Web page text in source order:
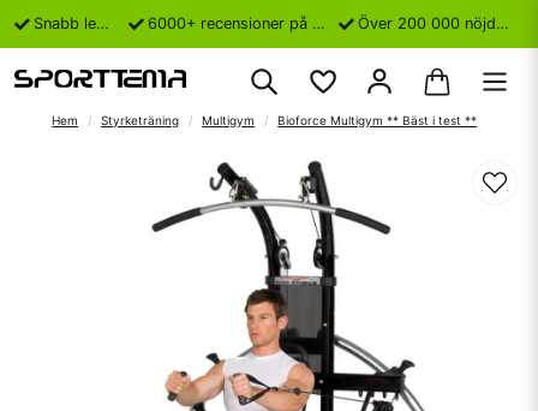
Snabb leverans 6000+ recensioner på Trustpilot Över 200 000 nöjda kunder
Hem Styrketräning Multigym Bioforce Multigym ** Bäst i test **